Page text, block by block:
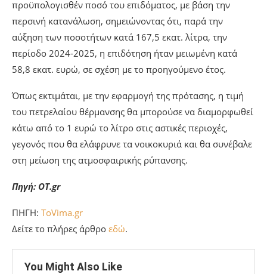
προϋπολογισθέν ποσό του επιδόματος, με βάση την
περσινή κατανάλωση, σημειώνοντας ότι, παρά την
αύξηση των ποσοτήτων κατά 167,5 εκατ. λίτρα, την
περίοδο 2024-2025, η επιδότηση ήταν μειωμένη κατά
58,8 εκατ. ευρώ, σε σχέση με το προηγούμενο έτος.
Όπως εκτιμάται, με την εφαρμογή της πρότασης, η τιμή
του πετρελαίου θέρμανσης θα μπορούσε να διαμορφωθεί
κάτω από το 1 ευρώ το λίτρο στις αστικές περιοχές,
γεγονός που θα ελάφρυνε τα νοικοκυριά και θα συνέβαλε
στη μείωση της ατμοσφαιρικής ρύπανσης.
Πηγή: OT.gr
ΠΗΓΗ: ToVima.gr
Δείτε το πλήρες άρθρο εδώ.
You Might Also Like